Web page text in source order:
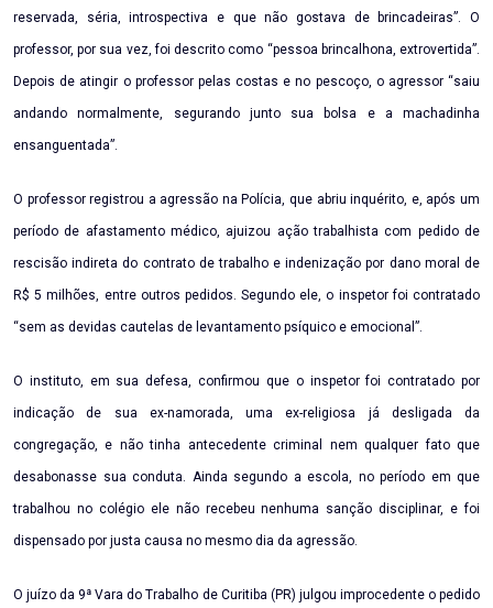
reservada, séria, introspectiva e que não gostava de brincadeiras”. O
professor, por sua vez, foi descrito como “pessoa brincalhona, extrovertida”.
Depois de atingir o professor pelas costas e no pescoço, o agressor “saiu
andando normalmente, segurando junto sua bolsa e a machadinha
ensanguentada”.
O professor registrou a agressão na Polícia, que abriu inquérito, e, após um
período de afastamento médico, ajuizou ação trabalhista com pedido de
rescisão indireta do contrato de trabalho e indenização por dano moral de
R$ 5 milhões, entre outros pedidos. Segundo ele, o inspetor foi contratado
“sem as devidas cautelas de levantamento psíquico e emocional”.
O instituto, em sua defesa, confirmou que o inspetor foi contratado por
indicação de sua ex-namorada, uma ex-religiosa já desligada da
congregação, e não tinha antecedente criminal nem qualquer fato que
desabonasse sua conduta. Ainda segundo a escola, no período em que
trabalhou no colégio ele não recebeu nenhuma sanção disciplinar, e foi
dispensado por justa causa no mesmo dia da agressão.
O juízo da 9ª Vara do Trabalho de Curitiba (PR) julgou improcedente o pedido